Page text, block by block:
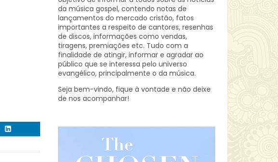
da música gospel, contendo notas de
lançamentos do mercado cristão, fatos
importantes a respeito de cantores, resenhas
de discos, informações como vendas,
tiragens, premiações etc. Tudo com a
finalidade de atingir, informar e agradar ao
público que se interessa pelo universo
evangélico, principalmente o da música.
Seja bem-vindo, fique à vontade e não deixe
de nos acompanhar!